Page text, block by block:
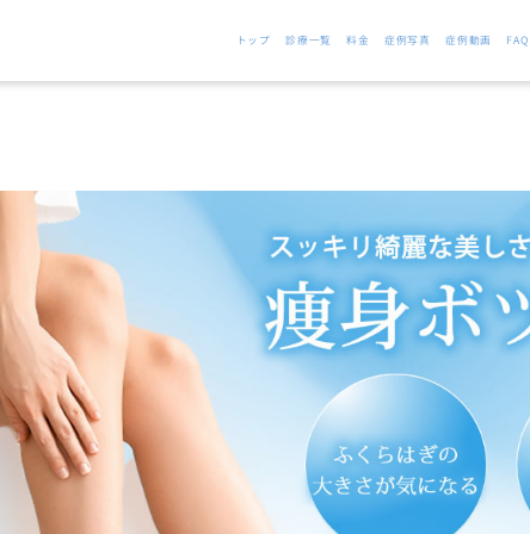
トップ 診療一覧 料金 症例写真 症例動画 FAQ